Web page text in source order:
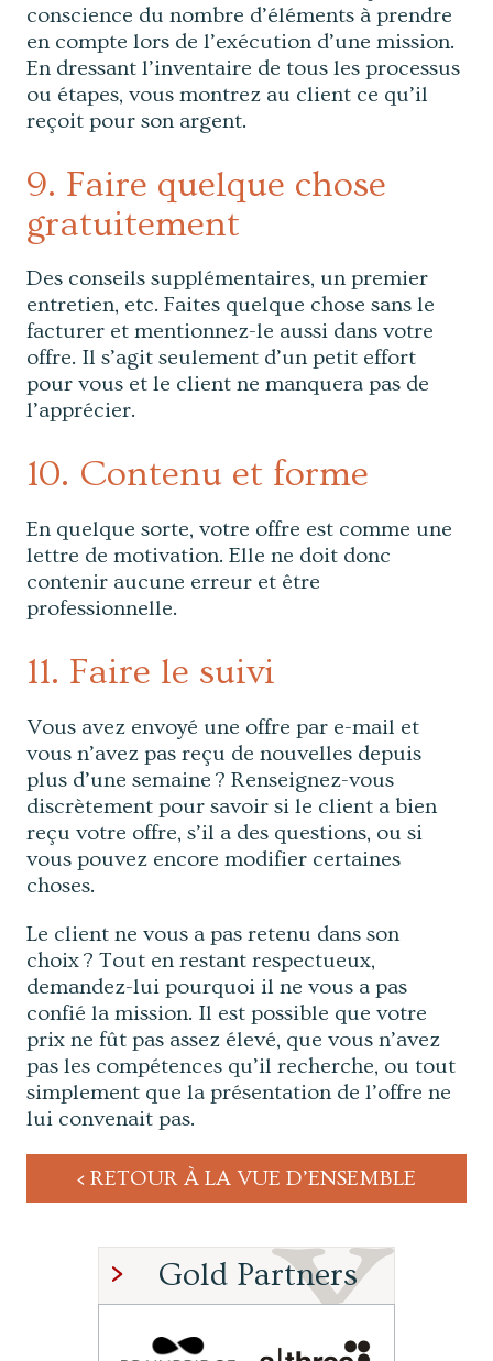
conscience du nombre d’éléments à prendre
en compte lors de l’exécution d’une mission.
En dressant l’inventaire de tous les processus
ou étapes, vous montrez au client ce qu’il
reçoit pour son argent.
9. Faire quelque chose
gratuitement
Des conseils supplémentaires, un premier
entretien, etc. Faites quelque chose sans le
facturer et mentionnez-le aussi dans votre
offre. Il s’agit seulement d’un petit effort
pour vous et le client ne manquera pas de
l’apprécier.
10. Contenu et forme
En quelque sorte, votre offre est comme une
lettre de motivation. Elle ne doit donc
contenir aucune erreur et être
professionnelle.
11. Faire le suivi
Vous avez envoyé une offre par e-mail et
vous n’avez pas reçu de nouvelles depuis
plus d’une semaine ? Renseignez-vous
discrètement pour savoir si le client a bien
reçu votre offre, s’il a des questions, ou si
vous pouvez encore modifier certaines
choses.
Le client ne vous a pas retenu dans son
choix ? Tout en restant respectueux,
demandez-lui pourquoi il ne vous a pas
confié la mission. Il est possible que votre
prix ne fût pas assez élevé, que vous n’avez
pas les compétences qu’il recherche, ou tout
simplement que la présentation de l’offre ne
lui convenait pas.
RETOUR À LA VUE D’ENSEMBLE
Gold Partners